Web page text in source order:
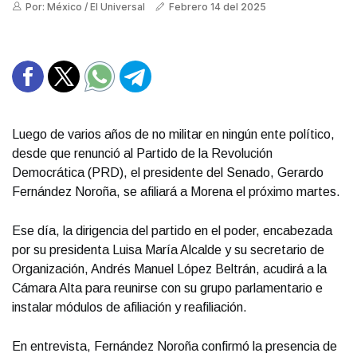
Por: México / El Universal Febrero 14 del 2025
Luego de varios años de no militar en ningún ente político,
desde que renunció al Partido de la Revolución
Democrática (PRD), el presidente del Senado, Gerardo
Fernández Noroña, se afiliará a Morena el próximo martes.
Ese día, la dirigencia del partido en el poder, encabezada
por su presidenta Luisa María Alcalde y su secretario de
Organización, Andrés Manuel López Beltrán, acudirá a la
Cámara Alta para reunirse con su grupo parlamentario e
instalar módulos de afiliación y reafiliación.
En entrevista, Fernández Noroña confirmó la presencia de